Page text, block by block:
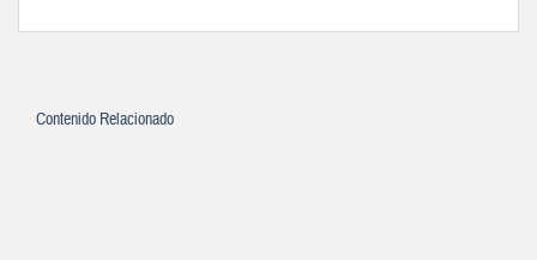
Contenido Relacionado